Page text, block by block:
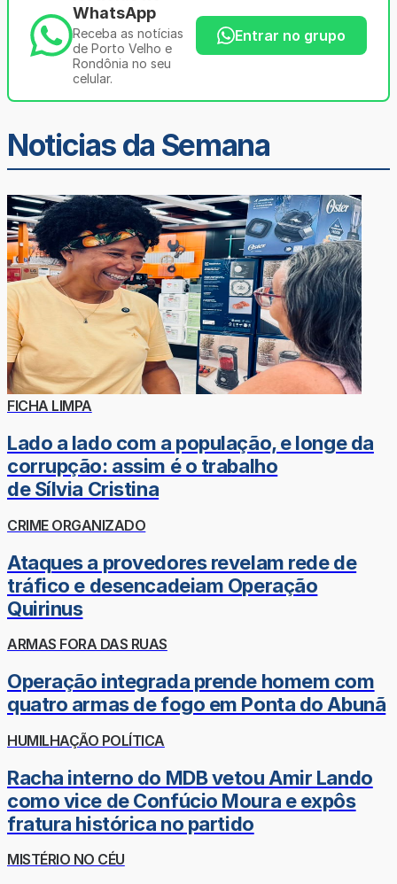
WhatsApp
Receba as notícias
de Porto Velho e
Rondônia no seu
celular.
Entrar no grupo
Noticias da Semana
FICHA LIMPA
Lado a lado com a população, e longe da
corrupção: assim é o trabalho
de Sílvia Cristina
CRIME ORGANIZADO
Ataques a provedores revelam rede de
tráfico e desencadeiam Operação
Quirinus
ARMAS FORA DAS RUAS
Operação integrada prende homem com
quatro armas de fogo em Ponta do Abunã
HUMILHAÇÃO POLÍTICA
Racha interno do MDB vetou Amir Lando
como vice de Confúcio Moura e expôs
fratura histórica no partido
MISTÉRIO NO CÉU